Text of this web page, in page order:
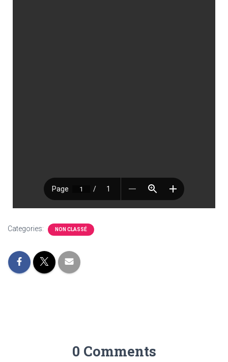
Categories: NON CLASSÉ
0 Comments